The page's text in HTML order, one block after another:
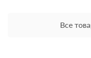
Все